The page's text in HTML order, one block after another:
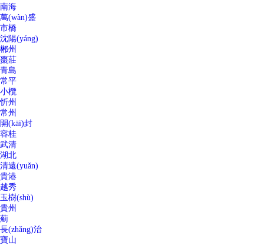
南海
萬(wàn)盛
市橋
沈陽(yáng)
郴州
棗莊
青島
常平
小欖
忻州
常州
開(kāi)封
容桂
武清
湖北
清遠(yuǎn)
貴港
越秀
玉樹(shù)
貴州
薊
長(zhǎng)治
寶山